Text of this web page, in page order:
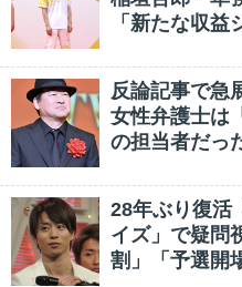
「新たな収益
反論記事で急
女性弁護士は
の担当者だっ
28年ぶり復活
イズ」で疑問
割」「予選開